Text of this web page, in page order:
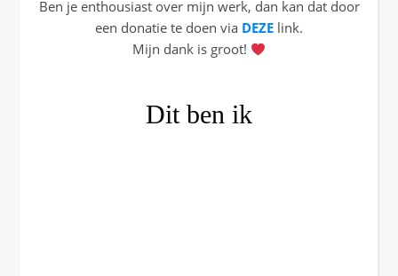
Ben je enthousiast over mijn werk, dan kan dat door
een donatie te doen via DEZE link.
Mijn dank is groot!
Dit ben ik